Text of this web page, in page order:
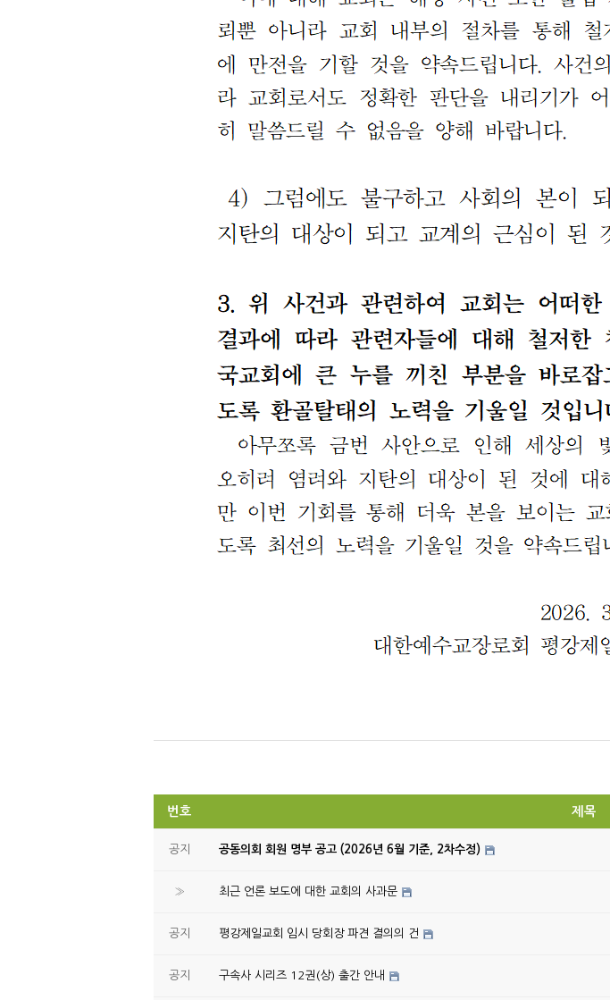
번호 제목
공지 공동의회 회원 명부 공고 (2026년 6월 기준, 2차수정)
» 최근 언론 보도에 대한 교회의 사과문
공지 평강제일교회 임시 당회장 파견 결의의 건
공지 구속사 시리즈 12권(상) 출간 안내